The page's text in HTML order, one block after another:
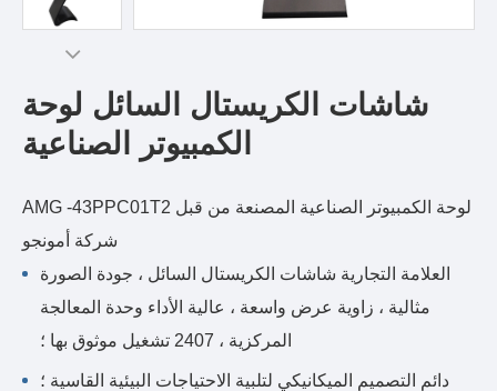
شاشات الكريستال السائل لوحة
الكمبيوتر الصناعية
AMG -43PPC01T2 لوحة الكمبيوتر الصناعية المصنعة من قبل
شركة أمونجو
العلامة التجارية شاشات الكريستال السائل ، جودة الصورة
مثالية ، زاوية عرض واسعة ، عالية الأداء وحدة المعالجة
المركزية ، 2407 تشغيل موثوق بها ؛
دائم التصميم الميكانيكي لتلبية الاحتياجات البيئية القاسية ؛